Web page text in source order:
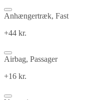
Anhængertræk, Fast
+44 kr.
Airbag, Passager
+16 kr.